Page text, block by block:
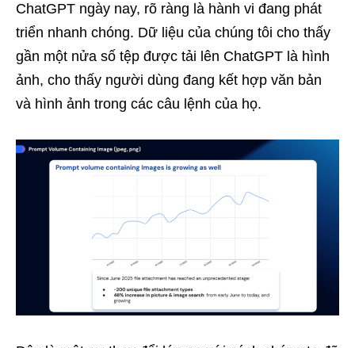
ChatGPT ngày nay, rõ ràng là hành vi đang phát
triển nhanh chóng. Dữ liệu của chúng tôi cho thấy
gần một nửa số tệp được tải lên ChatGPT là hình
ảnh, cho thấy người dùng đang kết hợp văn bản
và hình ảnh trong các câu lệnh của họ.